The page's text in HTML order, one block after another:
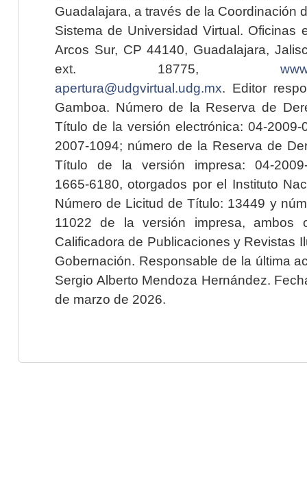
Guadalajara, a través de la Coordinación
Sistema de Universidad Virtual. Oficinas
Arcos Sur, CP 44140, Guadalajara,
ext. 18775,
apertura@udgvirtual.udg.mx. Editor
Gamboa. Número de la Reserva de
Título de la versión electrónica: 04-2009-
2007-1094; número de la Reserva de
Título de la versión impresa: 04-2009-
1665-6180, otorgados por el Instituto
Número de Licitud de Título: 13449 y
11022 de la versión impresa, ambos
Calificadora de Publicaciones y Revistas
Gobernación. Responsable de la última
Sergio Alberto Mendoza Hernández.
de marzo de 2026.